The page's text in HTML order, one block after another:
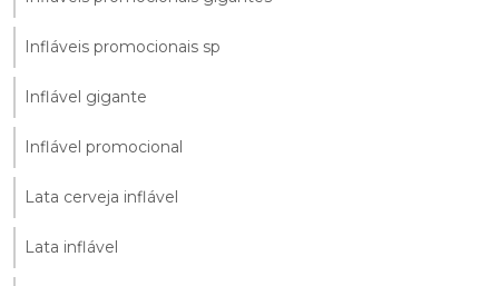
Infláveis promocionais sp
Inflável gigante
Inflável promocional
Lata cerveja inflável
Lata inflável